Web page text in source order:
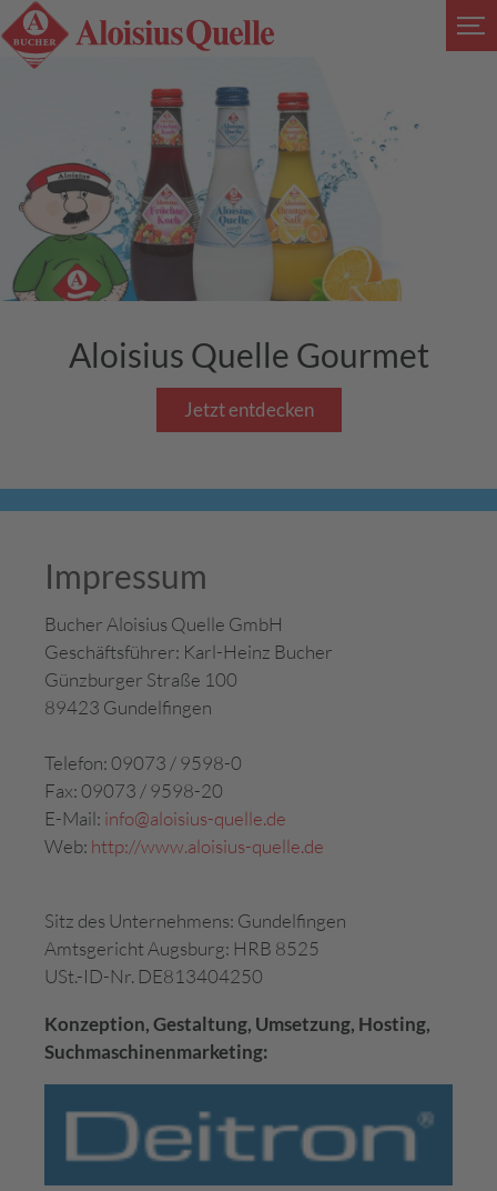
Aloisius Quelle Gourmet
Jetzt entdecken
Impressum
Bucher Aloisius Quelle GmbH
Geschäftsführer: Karl-Heinz Bucher
Günzburger Straße 100
89423 Gundelfingen
Telefon: 09073 / 9598-0
Fax: 09073 / 9598-20
E-Mail: info@aloisius-quelle.de
Web: http://www.aloisius-quelle.de
Sitz des Unternehmens: Gundelfingen
Amtsgericht Augsburg: HRB 8525
USt.-ID-Nr. DE813404250
Konzeption, Gestaltung, Umsetzung, Hosting,
Suchmaschinenmarketing: